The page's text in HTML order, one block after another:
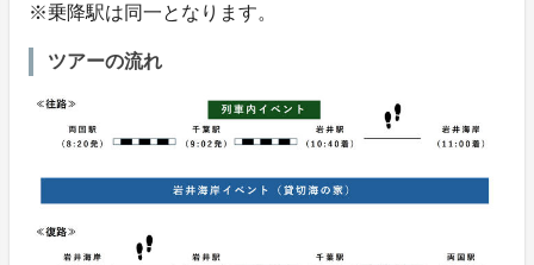
※乗降駅は同一となります。
ツアーの流れ